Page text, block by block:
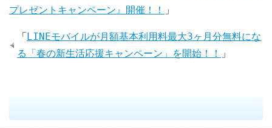
プレゼントキャンペーン』開催！！
」
「 LINEモバイルが月額基本利用料最大3ヶ月分無料にな
る「春の新生活応援キャンペーン」を開始！！
」